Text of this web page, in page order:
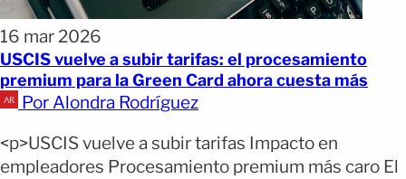
16 mar 2026
USCIS vuelve a subir tarifas: el procesamiento
premium para la Green Card ahora cuesta más
Por Alondra Rodríguez
<p>USCIS vuelve a subir tarifas Impacto en
empleadores Procesamiento premium más caro El